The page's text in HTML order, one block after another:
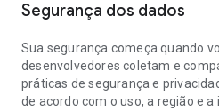
Segurança dos dados
Sua segurança começa quando
desenvolvedores coletam e
práticas de segurança e
de acordo com o uso, a região e